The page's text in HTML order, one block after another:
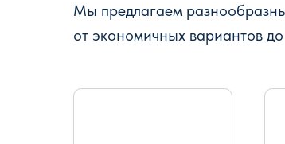
Мы предлагаем
от экономичных вариантов